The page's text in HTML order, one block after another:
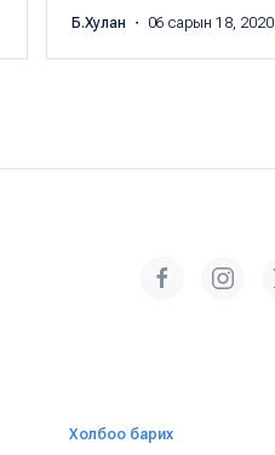
Б.Хулан ・ 06 сарын 18, 2020
Холбоо барих